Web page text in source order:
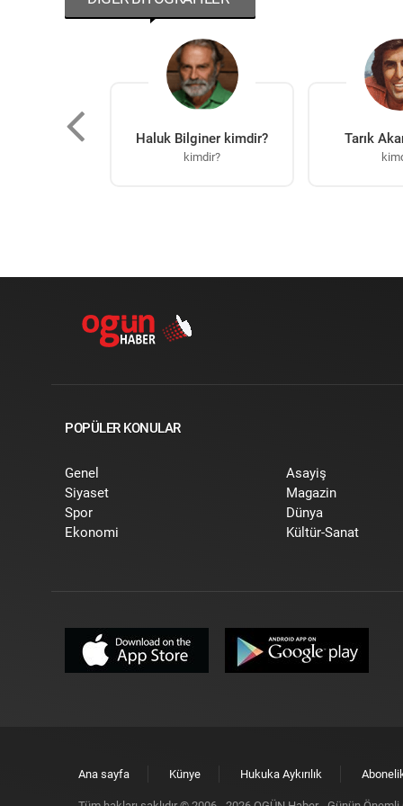
Haluk Bilginer kimdir?
kimdir?
Tarık
POPÜLER KONULAR
Genel
Siyaset
Spor
Ekonomi
Asayiş
Magazin
Dünya
Kültür-Sanat
Ana sayfa Künye Hukuka Aykırılık